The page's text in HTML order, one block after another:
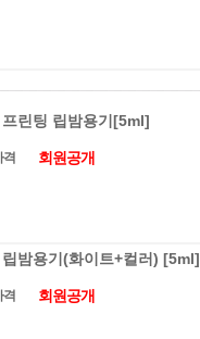
프린팅 립밤용기[5ml]
격 회원공개
립밤용기(화이트+컬러) [5ml]
격 회원공개